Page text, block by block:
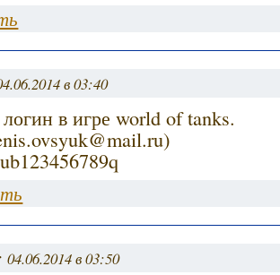
в 03:40
в игре world of tanks.
04.06.2014 в 03:50